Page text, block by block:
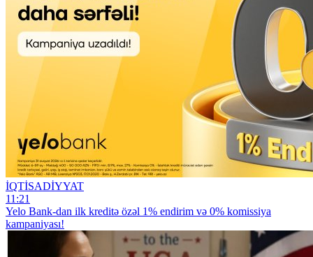
İQTİSADİYYAT
11:21
Yelo Bank-dan ilk kreditə özəl 1% endirim və 0% komissiya
kampaniyası!